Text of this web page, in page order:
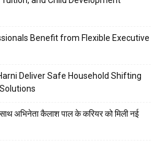
Benefit from Flexible Executive
Deliver Safe Household Shifting
अभिनेता कैलाश पाल के करियर को मिली नई